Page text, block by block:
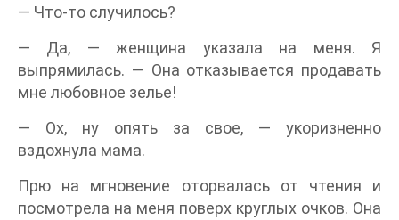
— Что-то случилось?
— Да, — женщина указала на меня. Я
выпрямилась. — Она отказывается продавать
мне любовное зелье!
— Ох, ну опять за свое, — укоризненно
вздохнула мама.
Прю на мгновение оторвалась от чтения и
посмотрела на меня поверх круглых очков. Она